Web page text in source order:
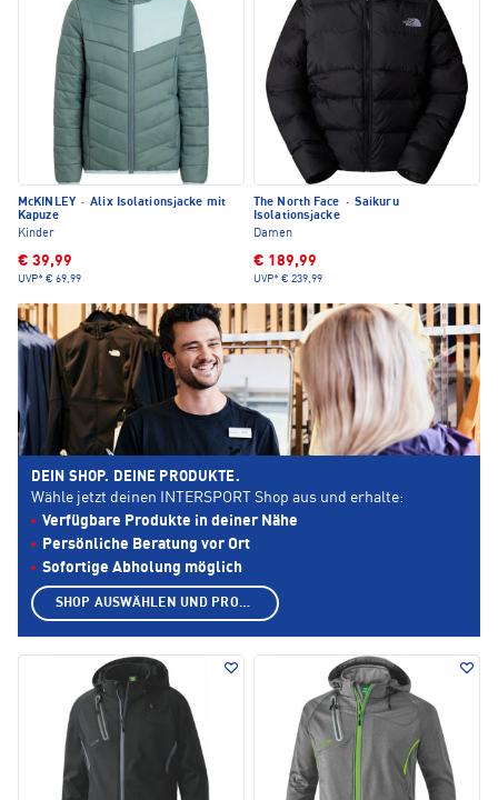
McKINLEY · Alix Isolationsjacke mit
Kapuze
Kinder
€ 39,99
UVP* € 69,99
The North Face · Saikuru
Isolationsjacke
Damen
€ 189,99
UVP* € 239,99
DEIN SHOP. DEINE PRODUKTE.
Wähle jetzt deinen INTERSPORT Shop aus und erhalte:
Verfügbare Produkte in deiner Nähe
Persönliche Beratung vor Ort
Sofortige Abholung möglich
SHOP AUSWÄHLEN UND PRODUKTE ANZEIGEN